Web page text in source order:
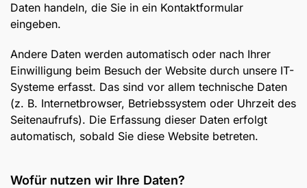
Daten handeln, die Sie in ein Kontaktformular
eingeben.
Andere Daten werden automatisch oder nach Ihrer
Einwilligung beim Besuch der Website durch unsere IT-
Systeme erfasst. Das sind vor allem technische Daten
(z. B. Internetbrowser, Betriebssystem oder Uhrzeit des
Seitenaufrufs). Die Erfassung dieser Daten erfolgt
automatisch, sobald Sie diese Website betreten.
Wofür nutzen wir Ihre Daten?